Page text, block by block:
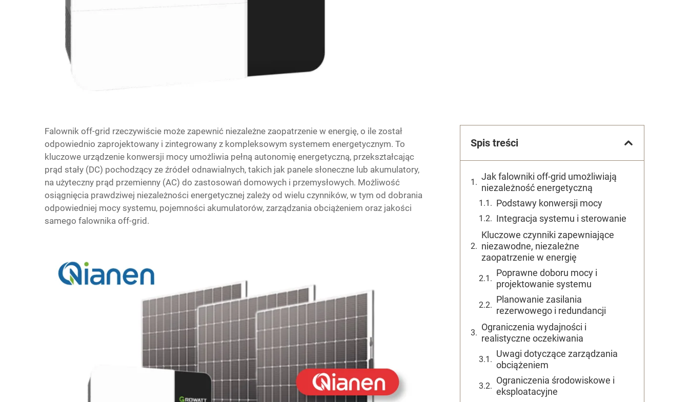
Falownik off-grid rzeczywiście może zapewnić niezależne zaopatrzenie w energię, o ile został
odpowiednio zaprojektowany i zintegrowany z kompleksowym systemem energetycznym. To
kluczowe urządzenie konwersji mocy umożliwia pełną autonomię energetyczną, przekształcając
prąd stały (DC) pochodzący ze źródeł odnawialnych, takich jak panele słoneczne lub akumulatory,
na użyteczny prąd przemienny (AC) do zastosowań domowych i przemysłowych. Możliwość
osiągnięcia prawdziwej niezależności energetycznej zależy od wielu czynników, w tym od dobrania
odpowiedniej mocy systemu, pojemności akumulatorów, zarządzania obciążeniem oraz jakości
samego falownika off-grid.
Spis treści
Jak falowniki off-grid umożliwiają
niezależność energetyczną
Podstawy konwersji mocy
Integracja systemu i sterowanie
Kluczowe czynniki zapewniające
niezawodne, niezależne
zaopatrzenie w energię
Poprawne doboru mocy i
projektowanie systemu
Planowanie zasilania
rezerwowego i redundancji
Ograniczenia wydajności i
realistyczne oczekiwania
Uwagi dotyczące zarządzania
obciążeniem
Ograniczenia środowiskowe i
eksploatacyjne